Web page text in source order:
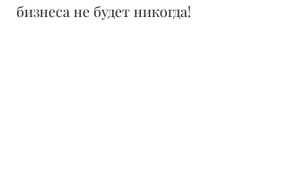
бизнеса не будет никогда!